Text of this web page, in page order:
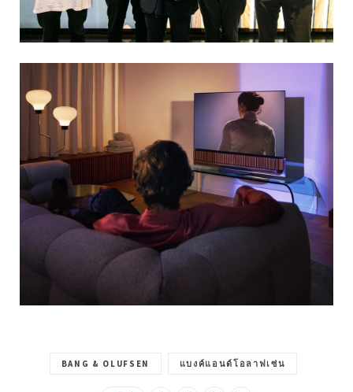
BANG & OLUFSEN แบงค์แอนด์โอลาฟเซ่น